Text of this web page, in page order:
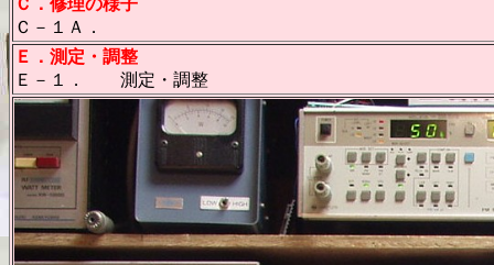
Ｃ．修理の様子
Ｃ－１Ａ．
Ｅ．測定・調整
Ｅ－１． 測定・調整